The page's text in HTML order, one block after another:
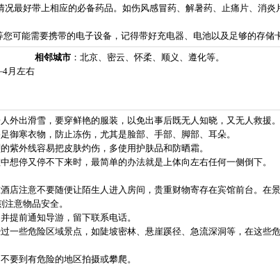
况最好带上相应的必备药品。如伤风感冒药、解暑药、止痛片、消炎
可能需要携带的电子设备，记得带好充电器、电池以及足够的存储
月左右
相邻城市 ：北京、密云、怀柔、顺义、遵化等。
外出滑雪，要穿鲜艳的服装，以免出事后既无人知晓，又无人救援。
御寒衣物，防止冻伤，尤其是脸部、手部、脚部、耳朵。
紫外线容易把皮肤灼伤，多使用护肤品和防晒霜。
想停又停不下来时，最简单的办法就是上体向左右任何一侧倒下。
店注意不要随便让陌生人进入房间，贵重财物寄存在宾馆前台。在
意物品安全。
提前通知导游，留下联系电话。
一些危险区域景点，如陡坡密林、悬崖蹊径、急流深洞等，在这些
要到有危险的地区拍摄或攀爬。